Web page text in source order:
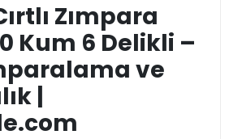
Zımpara
Kum 6 Delikli –
ve
|